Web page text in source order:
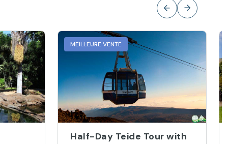
MEILLEURE VENTE
Half-Day Teide Tour with